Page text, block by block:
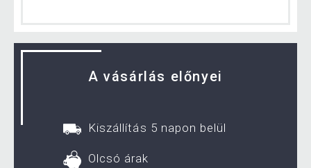
A vásárlás előnyei
Kiszállítás 5 napon belül
Olcsó árak